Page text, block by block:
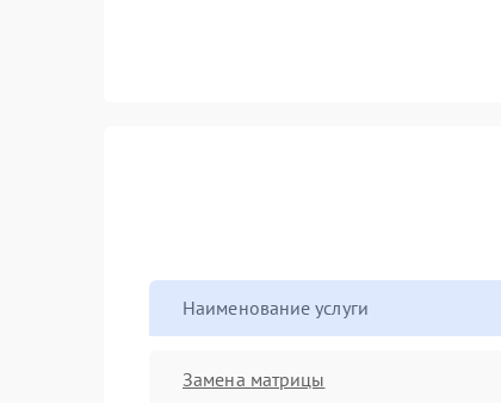
Наименование услуги
Замена матрицы